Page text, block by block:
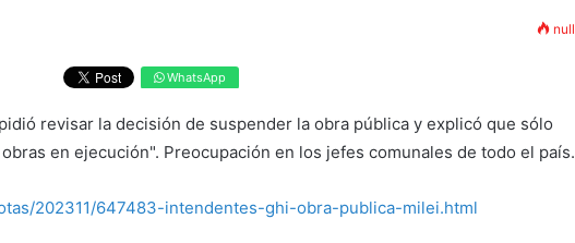
null
WhatsApp
revisar la decisión de suspender la obra pública y explicó que sólo
en ejecución". Preocupación en los jefes comunales de todo el país.
202311/647483-intendentes-ghi-obra-publica-milei.html